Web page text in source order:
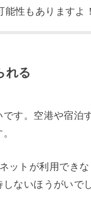
性もありますよ！
れる
す。空港や宿泊
ットが利用でき
ないほうがいで